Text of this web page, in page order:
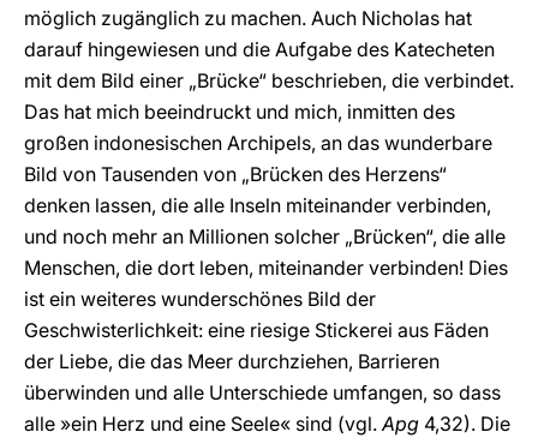
möglich zugänglich zu machen. Auch Nicholas hat
darauf hingewiesen und die Aufgabe des Katecheten
mit dem Bild einer „Brücke“ beschrieben, die verbindet.
Das hat mich beeindruckt und mich, inmitten des
großen indonesischen Archipels, an das wunderbare
Bild von Tausenden von „Brücken des Herzens“
denken lassen, die alle Inseln miteinander verbinden,
und noch mehr an Millionen solcher „Brücken“, die alle
Menschen, die dort leben, miteinander verbinden! Dies
ist ein weiteres wunderschönes Bild der
Geschwisterlichkeit: eine riesige Stickerei aus Fäden
der Liebe, die das Meer durchziehen, Barrieren
überwinden und alle Unterschiede umfangen, so dass
alle »ein Herz und eine Seele« sind (vgl.Apg 4,32). Die